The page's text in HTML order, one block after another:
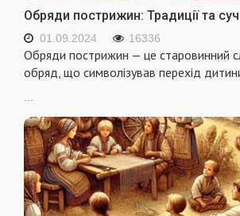
Обряди пострижин: Традиції та
01.09.2024 16336
Обряди пострижин — це старовинний
обряд, що символізував перехід